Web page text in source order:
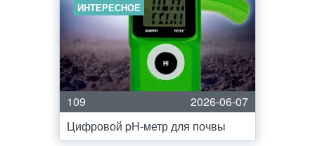
ИНТЕРЕСНОЕ
109
2026-06-07
Цифровой pH-метр для почвы